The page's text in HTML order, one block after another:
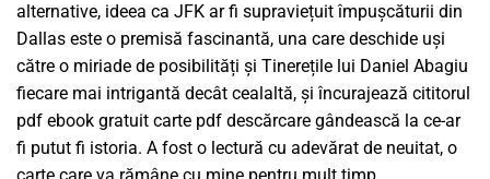
alternative, ideea ca JFK ar fi supraviețuit împușcăturii din
Dallas este o premisă fascinantă, una care deschide uși
către o miriade de posibilități și Tinerețile lui Daniel Abagiu
fiecare mai intrigantă decât cealaltă, și încurajează cititorul
pdf ebook gratuit carte pdf descărcare gândească la ce-ar
fi putut fi istoria. A fost o lectură cu adevărat de neuitat, o